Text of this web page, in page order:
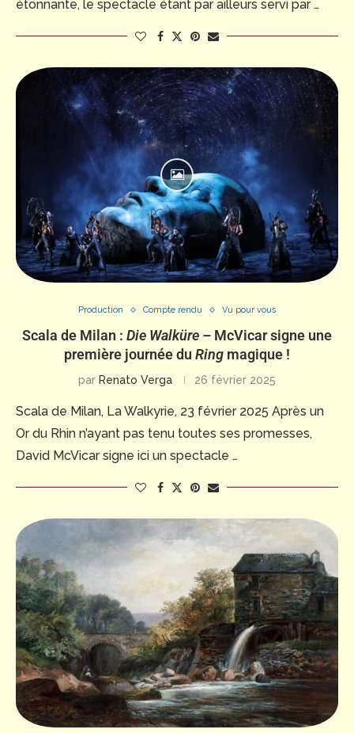
étonnante, le spectacle étant par ailleurs servi par …
Production Compte rendu Vu pour vous
Scala de Milan : Die Walküre – McVicar signe une
première journée du Ring magique !
par Renato Verga 26 février 2025
Scala de Milan, La Walkyrie, 23 février 2025 Après un
Or du Rhin n’ayant pas tenu toutes ses promesses,
David McVicar signe ici un spectacle …